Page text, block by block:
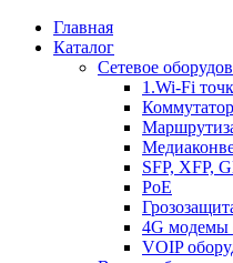
Главная
Каталог
Сетевое
1.Wi-Fi
SFP, XFP,
PoE
4G модемы
VOIP